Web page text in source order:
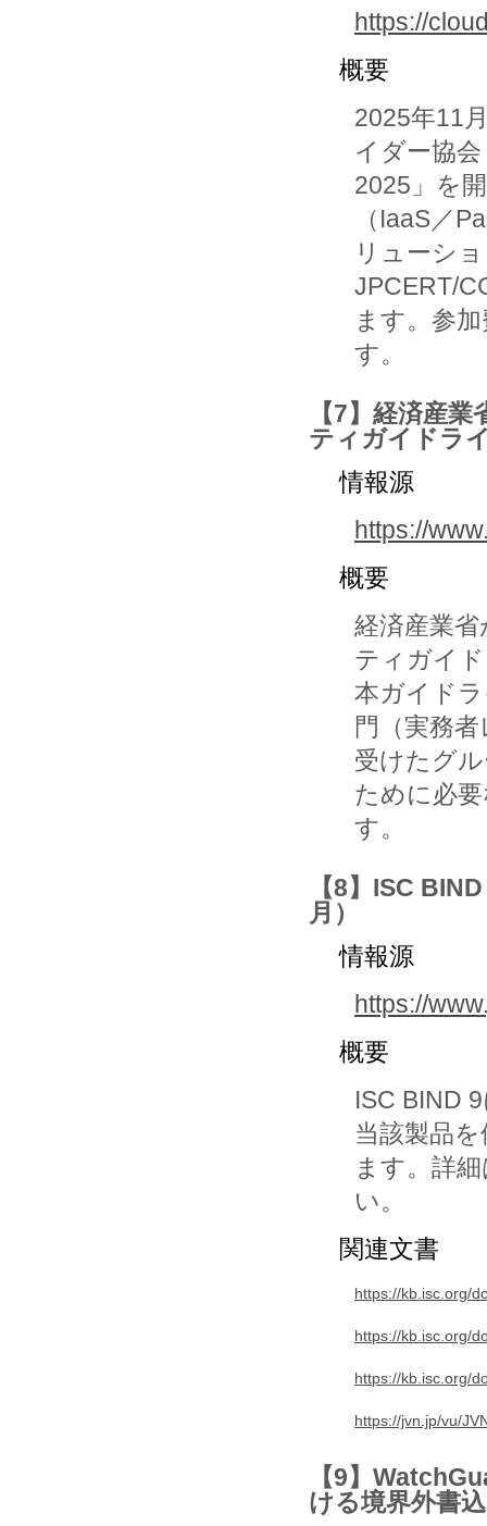
https://
概要
2025年11
イダー協
2025」を
（IaaS／
リューシ
JPCERT/
ます。参
す。
【7】経済産
ティガイドラ
情報源
https://
概要
経済産業
ティガイ
本ガイド
門（実務
受けたグ
ために必
す。
【8】ISC
月）
情報源
https://
概要
ISC BIND
当該製品
ます。詳
い。
関連文書
https://kb.isc.org/
https://kb.isc.org/
https://kb.isc.org/
https://jvn.jp/vu/
【9】
ける境界外書